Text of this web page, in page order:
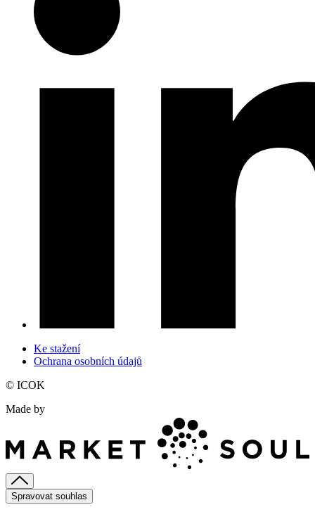
Ke stažení
Ochrana osobních údajů
© ICOK
Made by
Spravovat souhlas